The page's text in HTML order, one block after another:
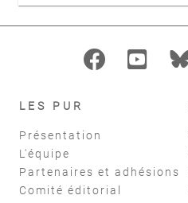
LES PUR
Présentation
L'équipe
Partenaires et adhésions
Comité éditorial